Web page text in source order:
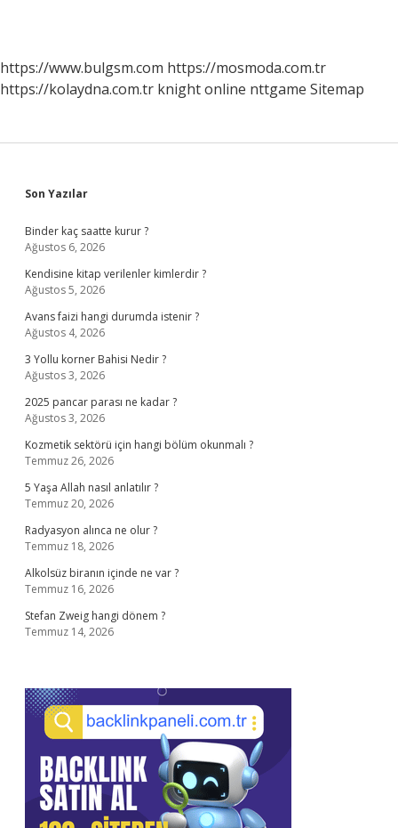
https://www.bulgsm.com https://mosmoda.com.tr
https://kolaydna.com.tr knight online nttgame Sitemap
Sidebar
Son Yazılar
Binder kaç saatte kurur ?
Ağustos 6, 2026
Kendisine kitap verilenler kimlerdir ?
Ağustos 5, 2026
Avans faizi hangi durumda istenir ?
Ağustos 4, 2026
3 Yollu korner Bahisi Nedir ?
Ağustos 3, 2026
2025 pancar parası ne kadar ?
Ağustos 3, 2026
Kozmetik sektörü için hangi bölüm okunmalı ?
Temmuz 26, 2026
5 Yaşa Allah nasıl anlatılır ?
Temmuz 20, 2026
Radyasyon alınca ne olur ?
Temmuz 18, 2026
Alkolsüz biranın içinde ne var ?
Temmuz 16, 2026
Stefan Zweig hangi dönem ?
Temmuz 14, 2026